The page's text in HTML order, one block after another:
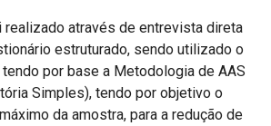
realizado através de entrevista direta
estruturado, sendo utilizado o
por base a Metodologia de AAS
Simples), tendo por objetivo o
da amostra, para a redução de